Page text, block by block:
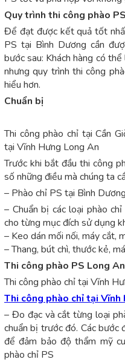
Quy trình thi công phào
Để đạt được kết quả tốt
PS tại Bình Dương cần
bước sau: Khách hàng có
nhưng quy trình thi công
hiểu hơn.
Chuẩn bị
Thi công phào chỉ tại Cần
tại Vĩnh Hưng Long An
Trước khi bắt đầu thi công
số những điều mà chúng ta
– Phào chỉ PS tại Bình
– Chuẩn bị các loại phào
cho từng mục đích sử dụng
– Keo dán mối nối, máy cắt,
– Thang, bút chì, thước kẻ,
Thi công phào PS Long An
Thi công phào chỉ tại Vĩnh
Thi công phào chỉ tại Vĩnh
– Đo đạc và cắt từng loại
chuẩn bị trước đó. Các bước
để đảm bảo độ thẩm mỹ
phào chỉ PS